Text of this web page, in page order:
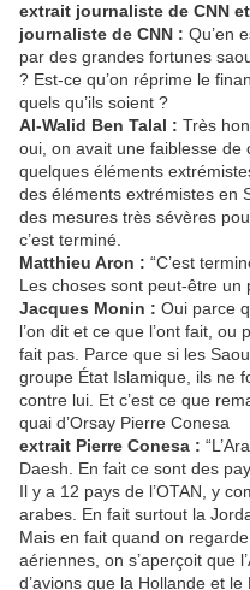
extrait journaliste de CNN
journaliste de CNN : Qu’en
par des grandes fortunes
? Est-ce qu’on réprime le
quels qu’ils soient ?
Al-Walid Ben Talal : Très
oui, on avait une faiblesse
quelques éléments
des éléments extrémistes en
des mesures très sévères
c’est terminé.
Matthieu Aron : “C’est
Les choses sont peut-être un
Jacques Monin : Oui parce
l’on dit et ce que l’ont fait, ou
fait pas. Parce que si les
groupe État Islamique, ils ne
contre lui. Et c’est ce que
quai d’Orsay Pierre Conesa
extrait Pierre Conesa :
Daesh. En fait ce sont des
Il y a 12 pays de l’OTAN, y
arabes. En fait surtout la
Mais en fait quand on
aériennes, on s’aperçoit que
d’avions que la Hollande et